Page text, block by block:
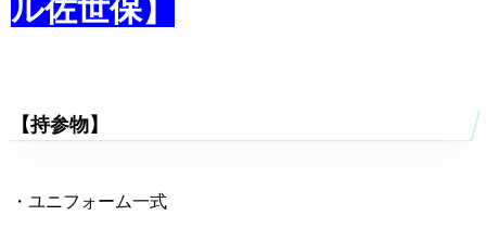
ル佐世保】
【持参物】
・ユニフォーム一式